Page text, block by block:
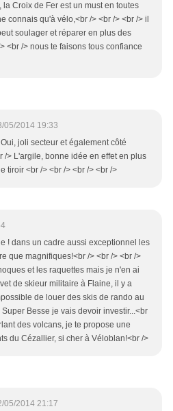
Croix de Fer est un must en toutes
connais qu'à vélo,<br /> <br /> <br /> il
soulager et réparer en plus des
<br /> nous te faisons tous confiance
05/2014 19:33
joli secteur et également côté
/> L'argile, bonne idée en effet en plus
tiroir <br /> <br /> <br /> <br />
! dans un cadre aussi exceptionnel les
que magnifiques!<br /> <br /> <br />
et les raquettes mais je n'en ai
de skieur militaire à Flaine, il y a
de louer des skis de rando au
Besse je vais devoir investir...<br
des volcans, je te propose une
du Cézallier, si cher à Véloblan!<br />
05/2014 21:17